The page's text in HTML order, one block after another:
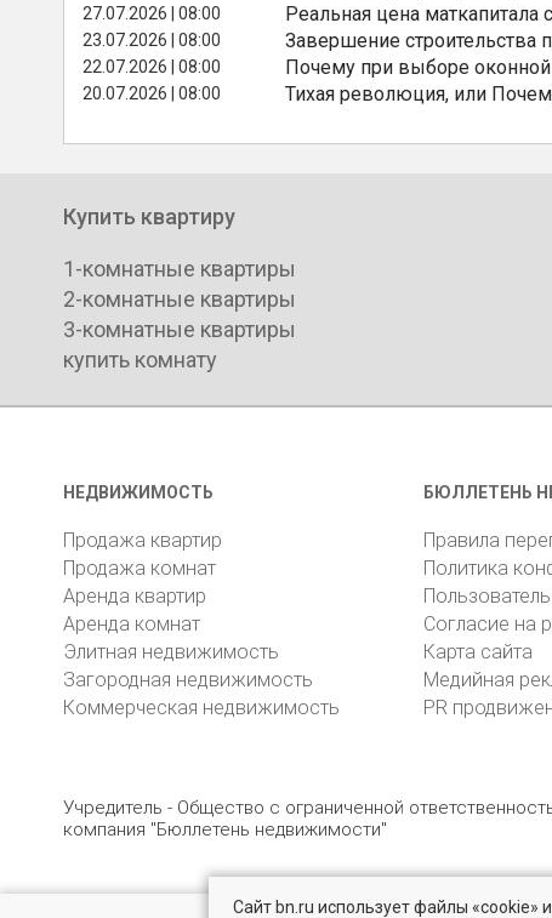
27.07.2026 | 08:00 Реальная цена маткапитала
23.07.2026 | 08:00 Завершение строительства
22.07.2026 | 08:00 Почему при выборе
20.07.2026 | 08:00 Тихая революция, или
Купить квартиру
1-комнатные квартиры
2-комнатные квартиры
3-комнатные квартиры
купить комнату
НЕДВИЖИМОСТЬ
Продажа квартир
Продажа комнат
Аренда квартир
Аренда комнат
Элитная недвижимость
Загородная недвижимость
Коммерческая недвижимость
БЮЛЛЕТЕНЬ
Правила
Политика
Согласие на
Карта сайта
Медийная
PR
Учредитель - Общество с ограниченной
компания "Бюллетень недвижимости"
Сайт bn.ru использует файлы «cookie»